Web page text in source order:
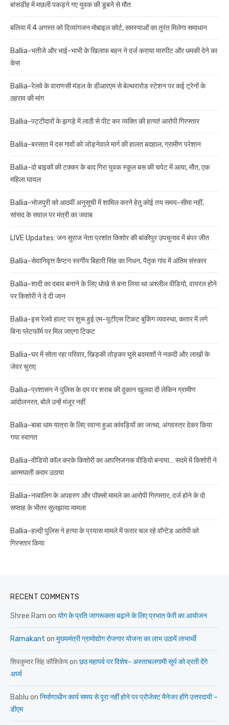
बांसडीह में मछली पकड़ने गए युवक की डूबने से मौत
बलिया में 4 अगस्त को दिव्यांगजन मोबाइल कोर्ट, समस्याओं का तुरंत मिलेगा समाधान
Ballia-भतीजे और भाई-भाभी के खिलाफ बहन ने दर्ज कराया मारपीट और धमकी देने का
केस
Ballia-रेलवे के वाराणसी मंडल के डीआरएम से बेल्थरारोड स्टेशन पर कई ट्रेनों के
ठहराव की मांग
Ballia-पट्टीदारों के झगड़े में लाठी से पीट कर व्यक्ति की हत्या! आरोपी गिरफ्तार
Ballia-बरसात में दस गावों को जोड़नेवाले मार्ग की हालत बदहाल, ग्रामीण परेशान
Ballia-दो बाइकों की टक्कर के बाद गिरा युवक स्कूल बस की चपेट में आया, मौत, एक
महिला घायल
Ballia-भोजपुरी को आठवीं अनुसूची में शामिल करने हेतु कोई तय समय-सीमा नहीं,
सांसद के सवाल पर मंत्री का जवाब
LIVE Updates: जन सुराज नेता प्रशांत किशोर की बांकीपुर उपचुनाव में बंपर जीत
Ballia-सेवानिवृत्त कैप्टन स्वर्गीय बिहारी सिंह का निधन, पैतृक गांव में अंतिम संस्कार
Ballia-शादी का दबाव बनाने के लिए धोखे से बना लिया था अश्लील वीडियो, वायरल होने
पर किशोरी ने दे दी जान
Ballia-इस रेलवे हाल्ट पर शुरू हुई एम-यूटीएस टिकट बुकिंग व्यवस्था, कतार में लगे
बिना प्लेटफॉर्म पर मिल जाएगा टिकट
Ballia-घर में सोता रहा परिवार, खिड़की तोड़कर घुसे बदमाशों ने नकदी और लाखों के
जेवर चुराए
Ballia-प्रशासन ने पुलिस के दम पर शराब की दुकान खुलवा दी लेकिन ग्रामीण
आंदोलनरत, बोले उन्हें मंजूर नहीं
Ballia-बाबा धाम यात्रा के लिए रवाना हुआ कांवड़ियों का जत्था, अंगवस्त्र देकर किया
गया स्वागत
Ballia-वीडियो कॉल करके किशोरी का आपत्तिजनक वीडियो बनाया… सदमे में किशोरी ने
आत्मघाती कदम उठाया
Ballia-नाबालिग के अपहरण और पॉक्सो मामले का आरोपी गिरफ्तार, दर्ज होने के दो
सप्ताह के भीतर सुलझाया मामला
Ballia-हल्दी पुलिस ने हत्या के प्रयास मामले में फरार चल रहे वॉन्टेड आरोपी को
गिरफ्तार किया
RECENT COMMENTS
Shree Ram on योग के प्रति जागरूकता बढ़ाने के लिए प्रभात फेरी का आयोजन
Ramakant on मुख्यमंत्री ग्रामोद्योग रोजगार योजना का लाभ उठायें लाभार्थी
शिवकुमार सिंह कौशिकेयon छठ महापर्व पर विशेष- अस्ताचलगामी सूर्य को व्रती देंगे
अर्घ्य
Bablu on निर्माणाधीन कार्य समय से पूरा नहीं होने पर प्रोजेक्ट मैनेजर होंगे उत्तरदायी –
डीएम